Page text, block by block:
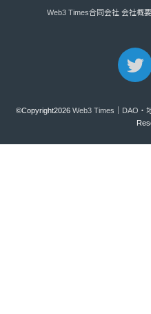
Web3 Times合同会社 会社概要
©Copyright2026Web3 Times｜DAO・